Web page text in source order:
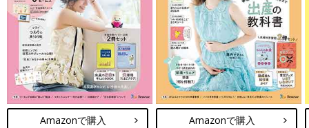
Amazonで購入 Amazonで購入